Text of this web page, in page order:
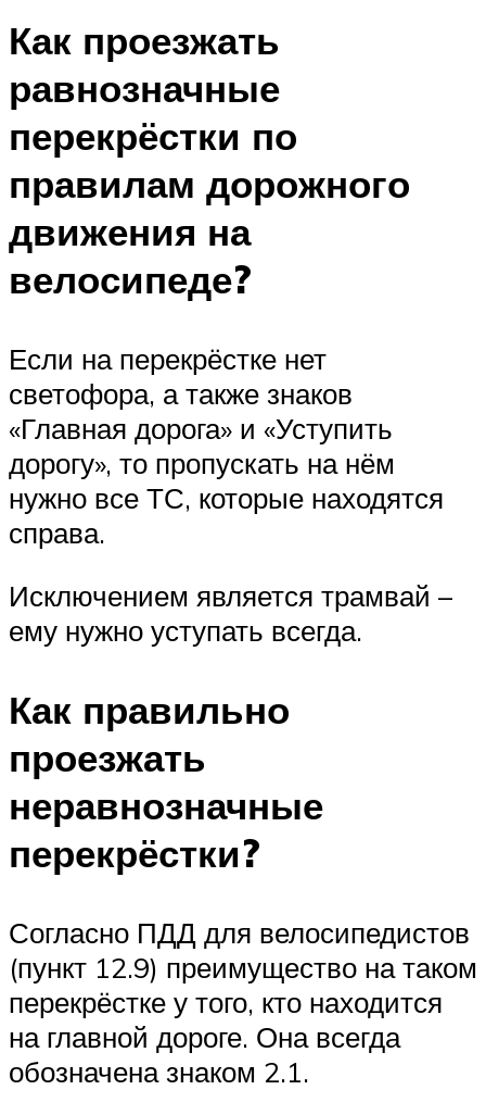
Как проезжать
равнозначные
перекрёстки по
правилам дорожного
движения на
велосипеде?
Если на перекрёстке нет
светофора, а также знаков
«Главная дорога» и «Уступить
дорогу», то пропускать на нём
нужно все ТС, которые находятся
справа.
Исключением является трамвай –
ему нужно уступать всегда.
Как правильно
проезжать
неравнозначные
перекрёстки?
Согласно ПДД для велосипедистов
(пункт 12.9) преимущество на таком
перекрёстке у того, кто находится
на главной дороге. Она всегда
обозначена знаком 2.1.